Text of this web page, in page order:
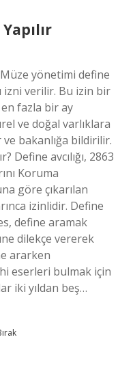
yönetimi define
izni verilir. Bu izin bir
en fazla bir ay
ve doğal varlıklara
bakanlığa bildirilir.
Define avcılığı, 2863
Koruma
göre çıkarılan
izinlidir. Define
define aramak
dilekçe vererek
ararken
eserleri bulmak için
iki yıldan beş…